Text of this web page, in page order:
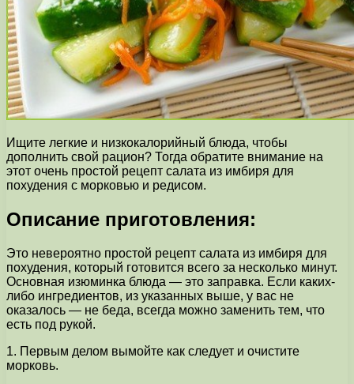
Ищите легкие и низкокалорийный блюда, чтобы
дополнить свой рацион? Тогда обратите внимание на
этот очень простой рецепт салата из имбиря для
похудения с морковью и редисом.
Описание приготовления:
Это невероятно простой рецепт салата из имбиря для
похудения, который готовится всего за несколько минут.
Основная изюминка блюда — это заправка. Если каких-
либо ингредиентов, из указанных выше, у вас не
оказалось — не беда, всегда можно заменить тем, что
есть под рукой.
1. Первым делом вымойте как следует и очистите
морковь.